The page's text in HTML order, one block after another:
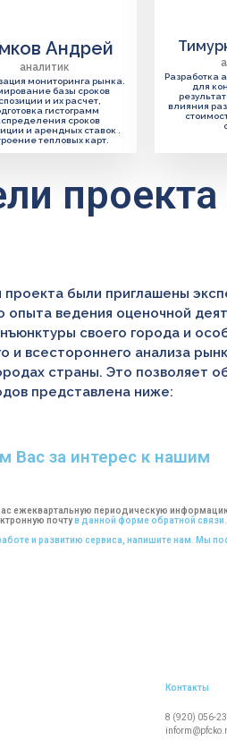
Андрей
аналитик
мониторинга рынка.
базы сроков
и их расчет,
гистограмм
сроков
и арендных ставок .
тепловых карт.
Разработка
для
влияния
проекта были приглашены
опыта ведения оценочной
своего города и
и всестороннего анализа
страны. Это
представлена ниже:
Вас за интерес к нашим
ежеквартальную периодическую
почтув данной форме обратной связи.
и развитию сервиса, напишите нам. Мы
Контакты
8 (920) 056-